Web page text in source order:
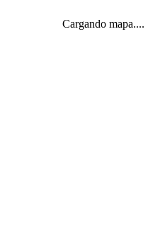
Cargando mapa....